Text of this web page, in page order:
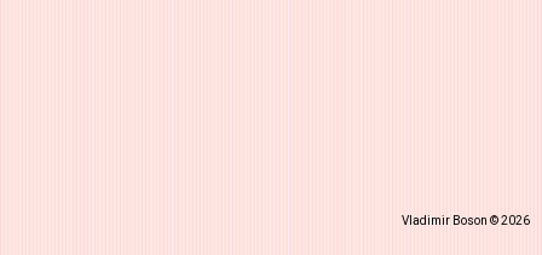
Vladimir Boson © 2026